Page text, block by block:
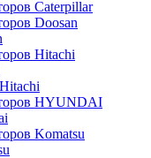
Caterpillar
Doosan
Hitachi
HYUNDAI
Komatsu